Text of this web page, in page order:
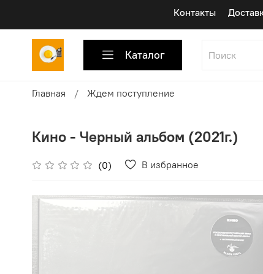
Контакты
Каталог
Главная Ждем поступление
Кино - Черный альбом (2021г.)
(0) В избранное